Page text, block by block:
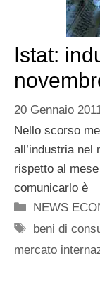
Istat:
20 Gennaio
Nello scorso
all’industria nel
rispetto al
comunicarlo è
Categorie
NEWS
Tag
beni di
mercato